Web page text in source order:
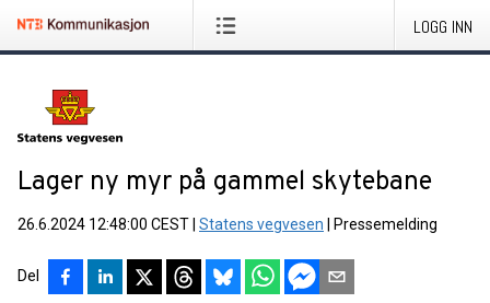
LOGG INN
Lager ny myr på gammel skytebane
26.6.2024 12:48:00 CEST Statens vegvesen Pressemelding
Del